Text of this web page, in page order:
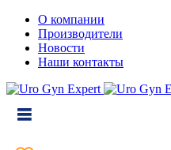
О компании
Производители
Новости
Наши контакты